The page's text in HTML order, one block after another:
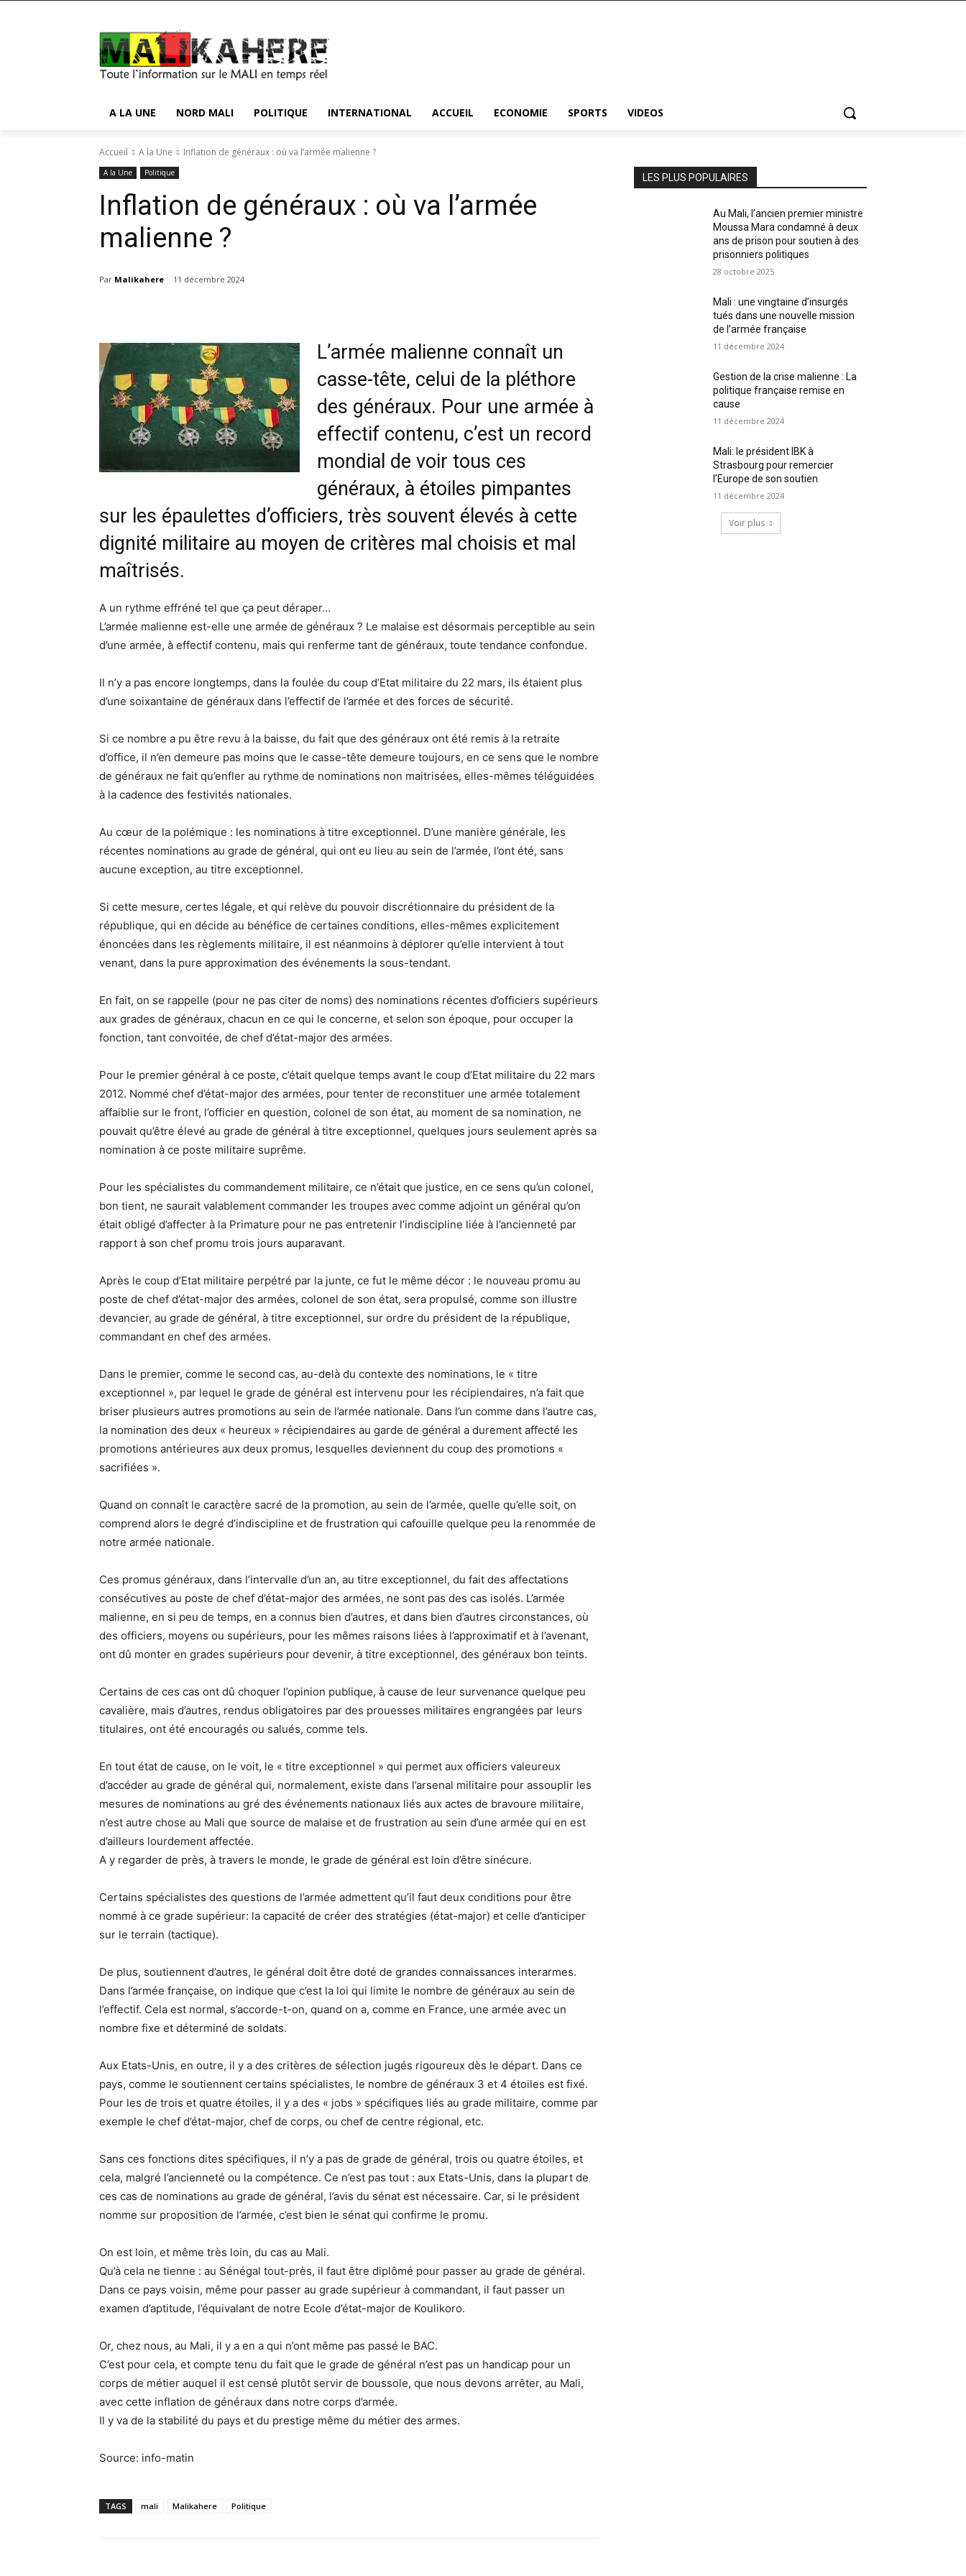
A LA UNE NORD MALI POLITIQUE INTERNATIONAL ACCUEIL ECONOMIE SPORTS VIDEOS
Accueil A la Une Inflation de généraux : où va l’armée malienne ?
A la Une Politique
Inflation de généraux : où va l’armée
malienne ?
Par Malikahere 11 décembre 2024
L’armée malienne connaît un
casse-tête, celui de la pléthore
des généraux. Pour une armée à
effectif contenu, c’est un record
mondial de voir tous ces
généraux, à étoiles pimpantes
sur les épaulettes d’officiers, très souvent élevés à cette
dignité militaire au moyen de critères mal choisis et mal
maîtrisés.
A un rythme effréné tel que ça peut déraper…
L’armée malienne est-elle une armée de généraux ? Le malaise est désormais perceptible au sein
d’une armée, à effectif contenu, mais qui renferme tant de généraux, toute tendance confondue.
Il n’y a pas encore longtemps, dans la foulée du coup d’Etat militaire du 22 mars, ils étaient plus
d’une soixantaine de généraux dans l’effectif de l’armée et des forces de sécurité.
Si ce nombre a pu être revu à la baisse, du fait que des généraux ont été remis à la retraite
d’office, il n’en demeure pas moins que le casse-tête demeure toujours, en ce sens que le nombre
de généraux ne fait qu’enfler au rythme de nominations non maitrisées, elles-mêmes téléguidées
à la cadence des festivités nationales.
Au cœur de la polémique : les nominations à titre exceptionnel. D’une manière générale, les
récentes nominations au grade de général, qui ont eu lieu au sein de l’armée, l’ont été, sans
aucune exception, au titre exceptionnel.
Si cette mesure, certes légale, et qui relève du pouvoir discrétionnaire du président de la
république, qui en décide au bénéfice de certaines conditions, elles-mêmes explicitement
énoncées dans les règlements militaire, il est néanmoins à déplorer qu’elle intervient à tout
venant, dans la pure approximation des événements la sous-tendant.
En fait, on se rappelle (pour ne pas citer de noms) des nominations récentes d’officiers supérieurs
aux grades de généraux, chacun en ce qui le concerne, et selon son époque, pour occuper la
fonction, tant convoitée, de chef d’état-major des armées.
Pour le premier général à ce poste, c’était quelque temps avant le coup d’Etat militaire du 22 mars
2012. Nommé chef d’état-major des armées, pour tenter de reconstituer une armée totalement
affaiblie sur le front, l’officier en question, colonel de son état, au moment de sa nomination, ne
pouvait qu’être élevé au grade de général à titre exceptionnel, quelques jours seulement après sa
nomination à ce poste militaire suprême.
Pour les spécialistes du commandement militaire, ce n’était que justice, en ce sens qu’un colonel,
bon tient, ne saurait valablement commander les troupes avec comme adjoint un général qu’on
était obligé d’affecter à la Primature pour ne pas entretenir l’indiscipline liée à l’ancienneté par
rapport à son chef promu trois jours auparavant.
Après le coup d’Etat militaire perpétré par la junte, ce fut le même décor : le nouveau promu au
poste de chef d’état-major des armées, colonel de son état, sera propulsé, comme son illustre
devancier, au grade de général, à titre exceptionnel, sur ordre du président de la république,
commandant en chef des armées.
Dans le premier, comme le second cas, au-delà du contexte des nominations, le « titre
exceptionnel », par lequel le grade de général est intervenu pour les récipiendaires, n’a fait que
briser plusieurs autres promotions au sein de l’armée nationale. Dans l’un comme dans l’autre cas,
la nomination des deux « heureux » récipiendaires au garde de général a durement affecté les
promotions antérieures aux deux promus, lesquelles deviennent du coup des promotions «
sacrifiées ».
Quand on connaît le caractère sacré de la promotion, au sein de l’armée, quelle qu’elle soit, on
comprend alors le degré d’indiscipline et de frustration qui cafouille quelque peu la renommée de
notre armée nationale.
Ces promus généraux, dans l’intervalle d’un an, au titre exceptionnel, du fait des affectations
consécutives au poste de chef d’état-major des armées, ne sont pas des cas isolés. L’armée
malienne, en si peu de temps, en a connus bien d’autres, et dans bien d’autres circonstances, où
des officiers, moyens ou supérieurs, pour les mêmes raisons liées à l’approximatif et à l’avenant,
ont dû monter en grades supérieurs pour devenir, à titre exceptionnel, des généraux bon teints.
Certains de ces cas ont dû choquer l’opinion publique, à cause de leur survenance quelque peu
cavalière, mais d’autres, rendus obligatoires par des prouesses militaires engrangées par leurs
titulaires, ont été encouragés ou salués, comme tels.
En tout état de cause, on le voit, le « titre exceptionnel » qui permet aux officiers valeureux
d’accéder au grade de général qui, normalement, existe dans l’arsenal militaire pour assouplir les
mesures de nominations au gré des événements nationaux liés aux actes de bravoure militaire,
n’est autre chose au Mali que source de malaise et de frustration au sein d’une armée qui en est
d’ailleurs lourdement affectée.
A y regarder de près, à travers le monde, le grade de général est loin d’être sinécure.
Certains spécialistes des questions de l’armée admettent qu’il faut deux conditions pour être
nommé à ce grade supérieur: la capacité de créer des stratégies (état-major) et celle d’anticiper
sur le terrain (tactique).
De plus, soutiennent d’autres, le général doit être doté de grandes connaissances interarmes.
Dans l’armée française, on indique que c’est la loi qui limite le nombre de généraux au sein de
l’effectif. Cela est normal, s’accorde-t-on, quand on a, comme en France, une armée avec un
nombre fixe et déterminé de soldats.
Aux Etats-Unis, en outre, il y a des critères de sélection jugés rigoureux dès le départ. Dans ce
pays, comme le soutiennent certains spécialistes, le nombre de généraux 3 et 4 étoiles est fixé.
Pour les de trois et quatre étoiles, il y a des « jobs » spécifiques liés au grade militaire, comme par
exemple le chef d’état-major, chef de corps, ou chef de centre régional, etc.
Sans ces fonctions dites spécifiques, il n’y a pas de grade de général, trois ou quatre étoiles, et
cela, malgré l’ancienneté ou la compétence. Ce n’est pas tout : aux Etats-Unis, dans la plupart de
ces cas de nominations au grade de général, l’avis du sénat est nécessaire. Car, si le président
nomme sur proposition de l’armée, c’est bien le sénat qui confirme le promu.
On est loin, et même très loin, du cas au Mali.
Qu’à cela ne tienne : au Sénégal tout-près, il faut être diplômé pour passer au grade de général.
Dans ce pays voisin, même pour passer au grade supérieur à commandant, il faut passer un
examen d’aptitude, l’équivalant de notre Ecole d’état-major de Koulikoro.
Or, chez nous, au Mali, il y a en a qui n’ont même pas passé le BAC.
C’est pour cela, et compte tenu du fait que le grade de général n’est pas un handicap pour un
corps de métier auquel il est censé plutôt servir de boussole, que nous devons arrêter, au Mali,
avec cette inflation de généraux dans notre corps d’armée.
Il y va de la stabilité du pays et du prestige même du métier des armes.
Source: info-matin
TAGS mali Malikahere Politique
LES PLUS POPULAIRES
Au Mali, l’ancien premier ministre
Moussa Mara condamné à deux
ans de prison pour soutien à des
prisonniers politiques
28 octobre 2025
Mali : une vingtaine d’insurgés
tués dans une nouvelle mission
de l’armée française
11 décembre 2024
Gestion de la crise malienne : La
politique française remise en
cause
11 décembre 2024
Mali: le président IBK à
Strasbourg pour remercier
l’Europe de son soutien
11 décembre 2024
Voir plus